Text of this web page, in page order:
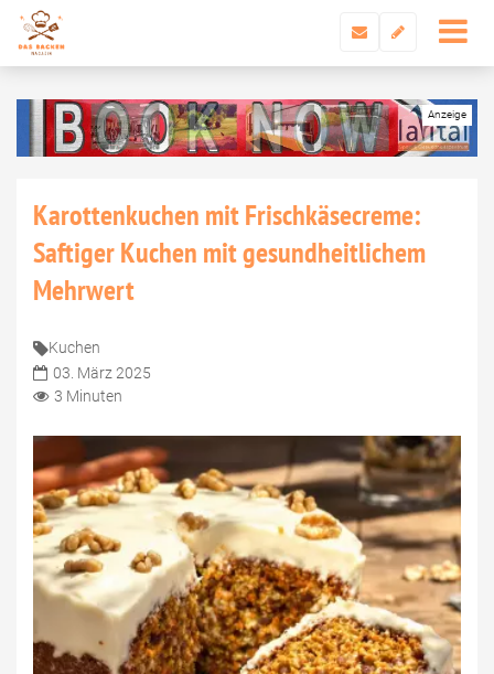
Karottenkuchen mit Frischkäsecreme:
Saftiger Kuchen mit gesundheitlichem
Mehrwert
Kuchen
03. März 2025
3 Minuten